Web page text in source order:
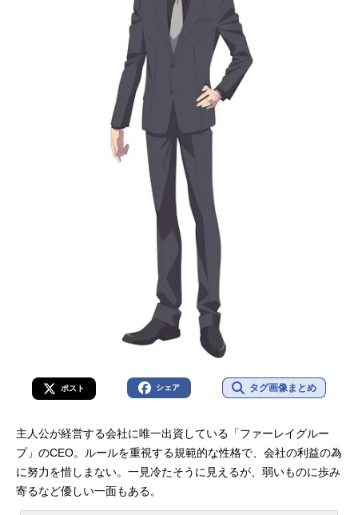
ポスト シェア タグ画像まとめ
主人公が経営する会社に唯一出資している「ファーレイグルー
プ」のCEO。ルールを重視する規範的な性格で、会社の利益の為
に努力を惜しまない。一見冷たそうに見えるが、弱いものに歩み
寄るなど優しい一面もある。